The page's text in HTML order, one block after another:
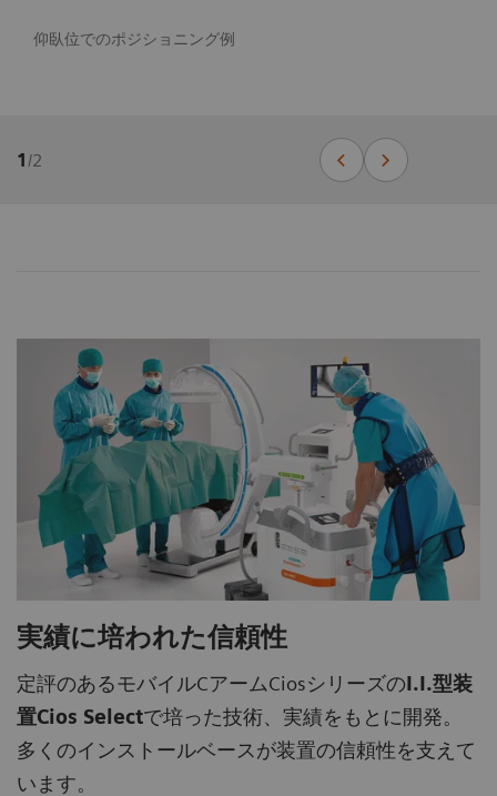
仰臥位でのポジショニング例
1/2
実績に培われた信頼性
定評のあるモバイルCアームCiosシリーズのI.I.型装
置Cios Selectで培った技術、実績をもとに開発。
多くのインストールベースが装置の信頼性を支えて
います。